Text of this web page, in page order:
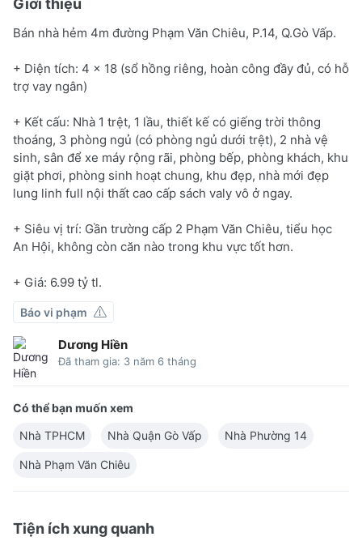
Bán nhà hẻm 4m đường Phạm Văn Chiêu, P.14, Q.Gò Vấp.
+ Diện tích: 4 x 18 (sổ hồng riêng, hoàn công đầy đủ, có hỗ
trợ vay ngân)
+ Kết cấu: Nhà 1 trệt, 1 lầu, thiết kế có giếng trời thông
thoáng, 3 phòng ngủ (có phòng ngủ dưới trệt), 2 nhà vệ
sinh, sân để xe máy rộng rãi, phòng bếp, phòng khách, khu
giặt phơi, phòng sinh hoạt chung, khu đẹp, nhà mới đẹp
lung linh full nội thất cao cấp sách valy vô ở ngay.
+ Siêu vị trí: Gần trường cấp 2 Phạm Văn Chiêu, tiểu học
An Hội, không còn căn nào trong khu vực tốt hơn.
+ Giá: 6.99 tỷ tl.
Báo vi phạm
Dương Hiền
Đã tham gia: 3 năm 6 tháng
Có thể bạn muốn xem
Nhà TPHCM
Nhà Quận Gò Vấp Nhà Phường 14
Nhà Phạm Văn Chiêu
Tiện ích xung quanh